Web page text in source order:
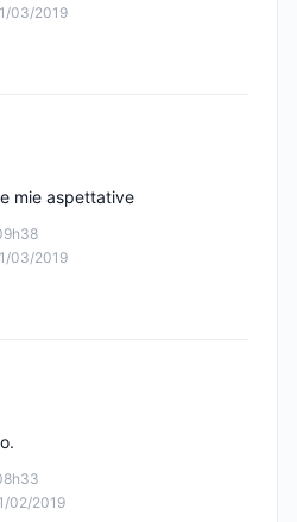
03/2019
03/2019
mie aspettative
02/2019